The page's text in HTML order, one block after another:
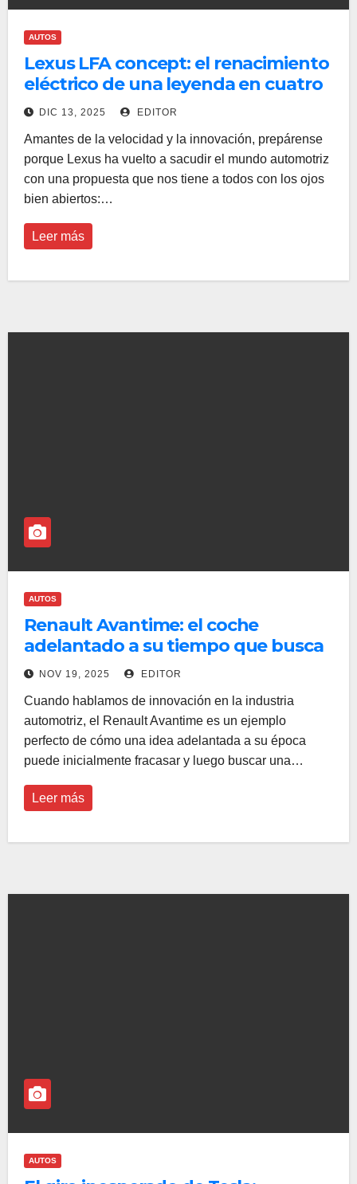
AUTOS
Lexus LFA concept: el renacimiento
eléctrico de una leyenda en cuatro
ruedas
DIC 13, 2025 EDITOR
Amantes de la velocidad y la innovación, prepárense
porque Lexus ha vuelto a sacudir el mundo automotriz
con una propuesta que nos tiene a todos con los ojos
bien abiertos:…
Leer más
AUTOS
Renault Avantime: el coche
adelantado a su tiempo que busca
una segunda oportunidad
NOV 19, 2025 EDITOR
Cuando hablamos de innovación en la industria
automotriz, el Renault Avantime es un ejemplo
perfecto de cómo una idea adelantada a su época
puede inicialmente fracasar y luego buscar una…
Leer más
AUTOS